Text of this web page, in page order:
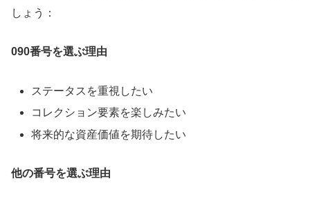
しょう：
090番号を選ぶ理由
ステータスを重視したい
コレクション要素を楽しみたい
将来的な資産価値を期待したい
他の番号を選ぶ理由